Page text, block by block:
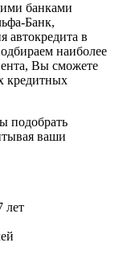
банками
Банк,
автокредита в
наиболее
Вы сможете
кредитных
подобрать
ваши
лет